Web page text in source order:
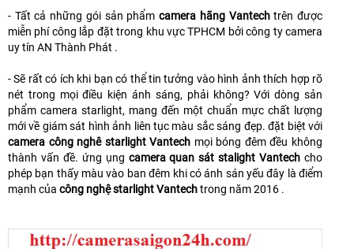
- Tất cả những gói sản phẩmcamera hãng Vantechtrên được
miễn phí công lắp đặt trong khu vực TPHCM bởi công ty camera
uy tín AN Thành Phát .
- Sẽ rất có ích khi bạn có thể tin tưởng vào hình ảnh thích hợp rõ
nét trong mọi điều kiện ánh sáng, phải không? Với dòng sản
phẩm camera starlight, mang đến một chuẩn mực chất lượng
mới về giám sát hình ảnh liên tục màu sắc sáng đẹp. đặt biệt với
camera công nghê starlight Vantech mọi bóng đêm đều không
thành vấn đề. ứng ụng camera quan sát stalight Vantech cho
phép bạn thấy màu vào ban đêm khi có ánh sán yếu đây là điểm
mạnh của công nghệ starlight Vantechtrong năm 2016 .